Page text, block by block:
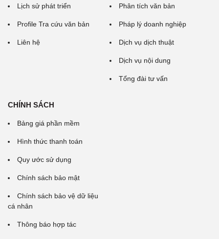
Lịch sử phát triển
Profile Tra cứu văn bản
Liên hệ
Phân tích văn bản
Pháp lý doanh nghiệp
Dịch vụ dịch thuật
Dịch vụ nội dung
Tổng đài tư vấn
CHÍNH SÁCH
Bảng giá phần mềm
Hình thức thanh toán
Quy ước sử dụng
Chính sách bảo mật
Chính sách bảo vệ dữ liệu
cá nhân
Thông báo hợp tác